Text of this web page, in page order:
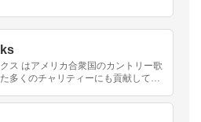
ス はアメリカ合衆国のカントリー歌
多くのチャリティーにも貢献してい
でダイヤモンド入りを獲得した唯一